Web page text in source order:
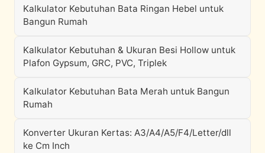
Kalkulator Kebutuhan Bata Ringan Hebel untuk
Bangun Rumah
Kalkulator Kebutuhan & Ukuran Besi Hollow untuk
Plafon Gypsum, GRC, PVC, Triplek
Kalkulator Kebutuhan Bata Merah untuk Bangun
Rumah
Konverter Ukuran Kertas: A3/A4/A5/F4/Letter/dll
ke Cm Inch